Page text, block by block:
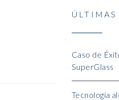
Caso de
SuperGlass
Tecnología